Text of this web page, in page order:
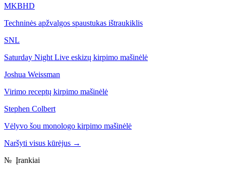
MKBHD
Techninės apžvalgos spaustukas ištraukiklis
SNL
Saturday Night Live eskizų kirpimo mašinėlė
Joshua Weissman
Virimo receptų kirpimo mašinėlė
Stephen Colbert
Vėlyvo šou monologo kirpimo mašinėlė
Naršyti visus kūrėjus →
№ Įrankiai